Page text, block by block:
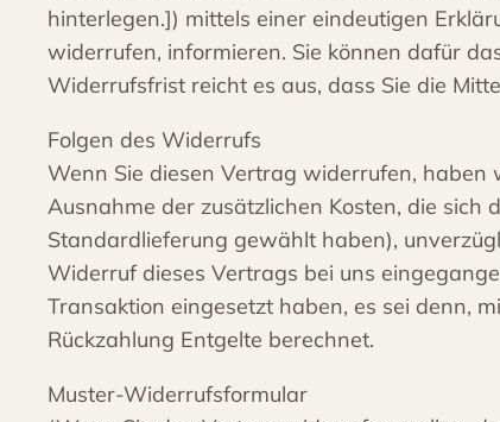
hinterlegen.]) mittels einer eindeutigen
widerrufen, informieren. Sie können dafür
Widerrufsfrist reicht es aus, dass Sie die
Folgen des Widerrufs
Wenn Sie diesen Vertrag widerrufen,
Ausnahme der zusätzlichen Kosten, die
Standardlieferung gewählt haben),
Widerruf dieses Vertrags bei uns
Transaktion eingesetzt haben, es sei denn,
Rückzahlung Entgelte berechnet.
Muster-Widerrufsformular